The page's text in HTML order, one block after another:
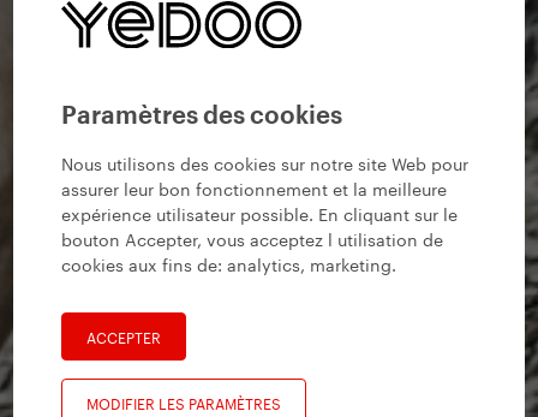
Paramètres des cookies
Nous utilisons des cookies sur notre site Web pour
assurer leur bon fonctionnement et la meilleure
expérience utilisateur possible. En cliquant sur le
bouton Accepter, vous acceptez l utilisation de
cookies aux fins de:analytics, marketing.
ACCEPTER
MODIFIER LES PARAMÈTRES